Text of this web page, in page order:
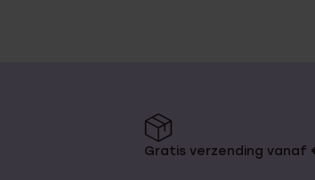
Gratis verzending vanaf